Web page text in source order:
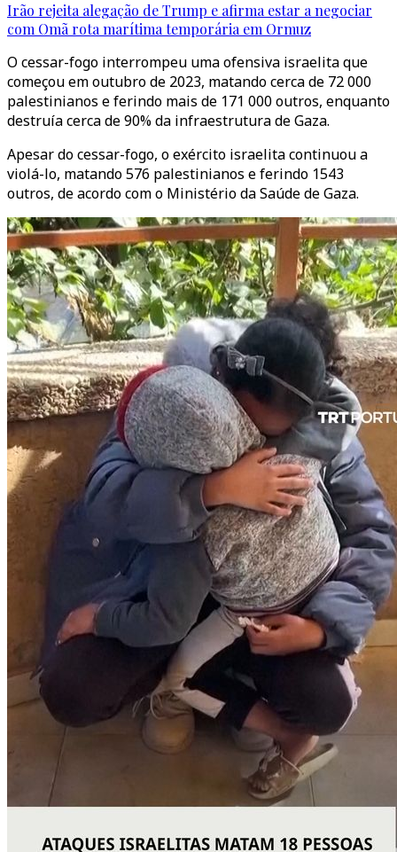
Irão rejeita alegação de Trump e afirma estar a negociar
com Omã rota marítima temporária em Ormuz
O cessar-fogo interrompeu uma ofensiva israelita que
começou em outubro de 2023, matando cerca de 72 000
palestinianos e ferindo mais de 171 000 outros, enquanto
destruía cerca de 90% da infraestrutura de Gaza.
Apesar do cessar-fogo, o exército israelita continuou a
violá-lo, matando 576 palestinianos e ferindo 1543
outros, de acordo com o Ministério da Saúde de Gaza.